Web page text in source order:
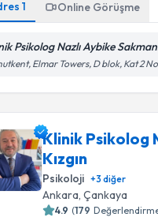
1 Online Görüşme
Psikolog Nazlı Aybike
Elmar Towers, D blok, Kat 2
Klinik Psikolog
Kızgın
Psikoloji +3 diğer
Ankara, Çankaya
4.9 (179